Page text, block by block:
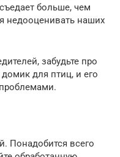
больше, чем
недооценивать наших
забудьте про
для птиц, и его
Понадобится всего